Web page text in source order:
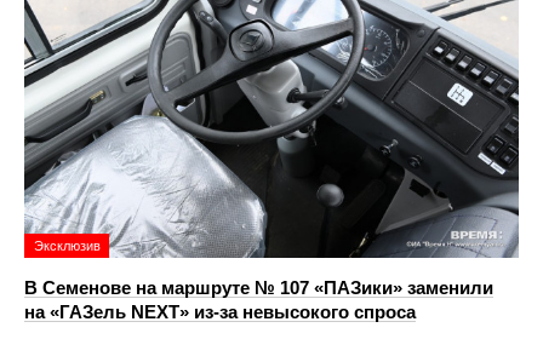
Эксклюзив
В Семенове на маршруте № 107 «ПАЗики» заменили
на «ГАЗель NEXT» из‑за невысокого спроса